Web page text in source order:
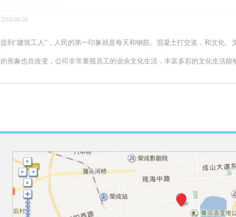
2018-04-28
提到“建筑工人”，人民的第一印象就是每天和钢筋、混凝土打交道，和文化
的形象也在改变，公司非常重视员工的业余文化生活，丰富多彩的文化生活